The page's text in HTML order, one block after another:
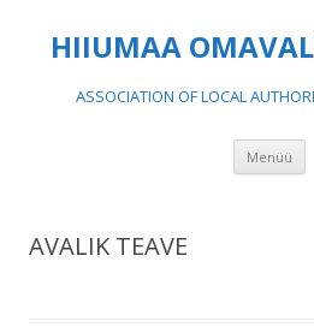
HIIUMAA
ASSOCIATION OF LOCAL
Menüü
AVALIK TEAVE